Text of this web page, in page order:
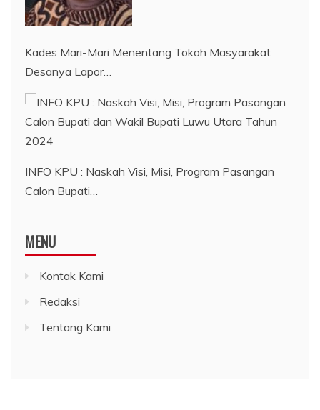
Kades Mari-Mari Menentang Tokoh Masyarakat
Desanya Lapor…
INFO KPU : Naskah Visi, Misi, Program Pasangan
Calon Bupati…
MENU
Kontak Kami
Redaksi
Tentang Kami